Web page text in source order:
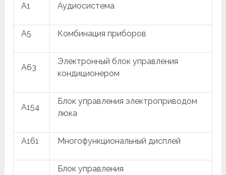
A1 Аудиосистема
A5 Комбинация приборов
A63
Электронный блок управления
кондиционером
A154
Блок управления электроприводом
люка
A161 Многофункциональный дисплей
Блок управления